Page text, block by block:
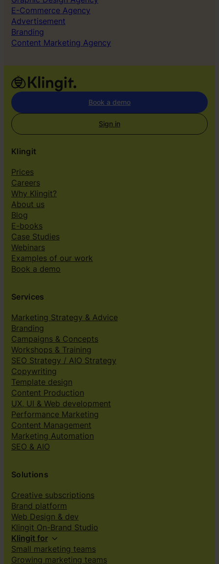
E-Commerce Agency
Advertisement
Branding
Content Marketing Agency
Book a demo
Sign in
Klingit
Prices
Careers
Why Klingit?
About us
Blog
E-books
Case Studies
Webinars
Examples of our work
Book a demo
Services
Marketing Strategy & Advice
Branding
Campaigns & Concepts
Workshops & Training
SEO Strategy / AIO Strategy
Copywriting
Template design
Content Production
UX, UI & Web development
Performance Marketing
Content Management
Marketing Automation
SEO & AIO
Solutions
Creative subscriptions
Brand platform
Web Design & dev
Klingit On-Brand Studio
Klingit for
Small marketing teams
Growing marketing teams